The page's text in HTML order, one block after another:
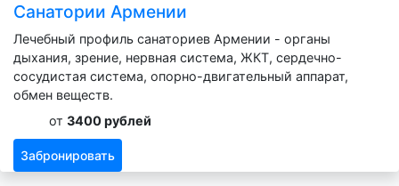
Санатории Армении
Лечебный профиль санаториев Армении - органы
дыхания, зрение, нервная система, ЖКТ, сердечно-
сосудистая система, опорно-двигательный аппарат,
обмен веществ.
от 3400 рублей
Забронировать